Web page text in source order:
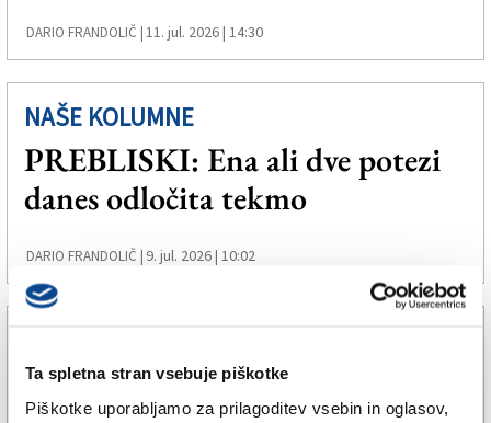
Ta spletna stran vsebuje piškotke
Piškotke uporabljamo za prilagoditev vsebin in oglasov,
DARIO FRANDOLIČ |11. jul. 2026 | 14:30
NAŠE KOLUMNE
PREBLISKI: Ena ali dve potezi
danes odločita tekmo
DARIO FRANDOLIČ | 9. jul. 2026 | 10:02
PREBLISKI: Nogomet brez